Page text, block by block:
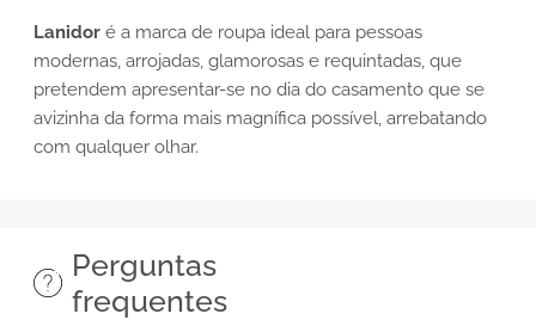
Lanidor é a marca de roupa ideal para pessoas
modernas, arrojadas, glamorosas e requintadas, que
pretendem apresentar-se no dia do casamento que se
avizinha da forma mais magnífica possível, arrebatando
com qualquer olhar.
Perguntas
frequentes